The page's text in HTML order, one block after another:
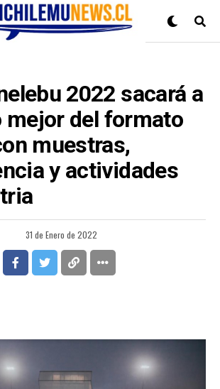
2022 sacará a
mejor del formato
muestras,
y actividades
31 de Enero de 2022